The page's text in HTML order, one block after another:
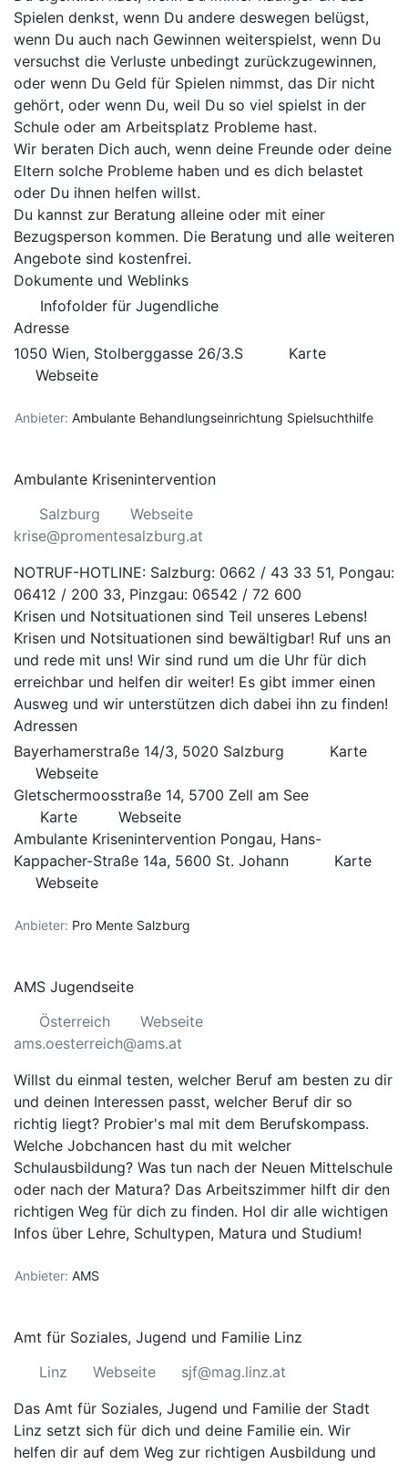
Spielen denkst, wenn Du andere deswegen belügst,
wenn Du auch nach Gewinnen weiterspielst, wenn Du
versuchst die Verluste unbedingt zurückzugewinnen,
oder wenn Du Geld für Spielen nimmst, das Dir nicht
gehört, oder wenn Du, weil Du so viel spielst in der
Schule oder am Arbeitsplatz Probleme hast.
Wir beraten Dich auch, wenn deine Freunde oder deine
Eltern solche Probleme haben und es dich belastet
oder Du ihnen helfen willst.
Du kannst zur Beratung alleine oder mit einer
Bezugsperson kommen. Die Beratung und alle weiteren
Angebote sind kostenfrei.
Dokumente und Weblinks
Infofolder für Jugendliche
Adresse
1050 Wien, Stolberggasse 26/3.S
Karte
Webseite
Anbieter: Ambulante Behandlungseinrichtung Spielsuchthilfe
Ambulante Krisenintervention
Salzburg
Webseite
krise@promentesalzburg.at
NOTRUF-HOTLINE: Salzburg: 0662 / 43 33 51, Pongau:
06412 / 200 33, Pinzgau: 06542 / 72 600
Krisen und Notsituationen sind Teil unseres Lebens!
Krisen und Notsituationen sind bewältigbar! Ruf uns an
und rede mit uns! Wir sind rund um die Uhr für dich
erreichbar und helfen dir weiter! Es gibt immer einen
Ausweg und wir unterstützen dich dabei ihn zu finden!
Adressen
Bayerhamerstraße 14/3, 5020 Salzburg
Karte
Webseite
Gletschermoosstraße 14, 5700 Zell am See
Karte
Webseite
Ambulante Krisenintervention Pongau, Hans-
Kappacher-Straße 14a, 5600 St. Johann
Karte
Webseite
Anbieter: Pro Mente Salzburg
AMS Jugendseite
Österreich
Webseite
ams.oesterreich@ams.at
Willst du einmal testen, welcher Beruf am besten zu dir
und deinen Interessen passt, welcher Beruf dir so
richtig liegt? Probier's mal mit dem Berufskompass.
Welche Jobchancen hast du mit welcher
Schulausbildung? Was tun nach der Neuen Mittelschule
oder nach der Matura? Das Arbeitszimmer hilft dir den
richtigen Weg für dich zu finden. Hol dir alle wichtigen
Infos über Lehre, Schultypen, Matura und Studium!
Anbieter: AMS
Amt für Soziales, Jugend und Familie Linz
Linz
Webseite
sjf@mag.linz.at
Das Amt für Soziales, Jugend und Familie der Stadt
Linz setzt sich für dich und deine Familie ein. Wir
helfen dir auf dem Weg zur richtigen Ausbildung und